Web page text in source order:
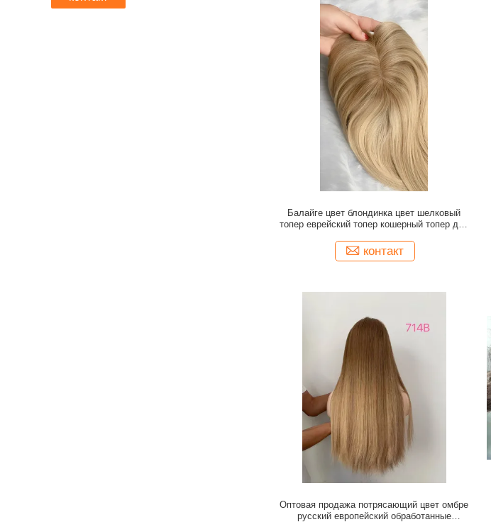
Балайге цвет блондинка цвет шелковый
топер еврейский топер кошерный топер для
контакт
Оптовая продажа потрясающий цвет омбре
русский европейский обработанные